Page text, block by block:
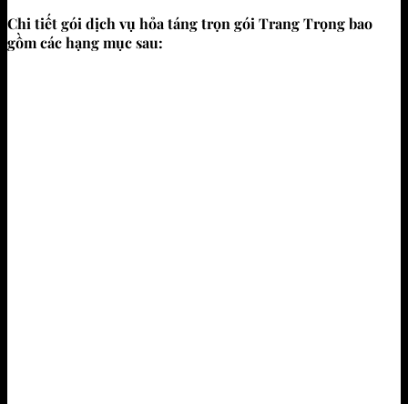
Chi tiết gói dịch vụ hỏa táng trọn gói Trang Trọng bao
gồm các hạng mục sau: